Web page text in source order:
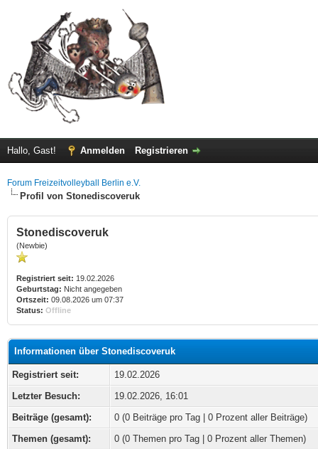
Hallo, Gast! Anmelden Registrieren
Forum Freizeitvolleyball Berlin e.V.
Profil von Stonediscoveruk
Stonediscoveruk
(Newbie)
Registriert seit: 19.02.2026
Geburtstag: Nicht angegeben
Ortszeit: 09.08.2026 um 07:37
Status: Offline
Informationen über Stonediscoveruk
Registriert seit:
19.02.2026
Letzter Besuch:
19.02.2026, 16:01
Beiträge (gesamt):
0 (0 Beiträge pro Tag | 0 Prozent aller Beiträge)
Themen (gesamt):
0 (0 Themen pro Tag | 0 Prozent aller Themen)